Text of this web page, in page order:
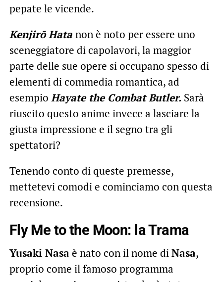
pepate le vicende.
Kenjirō Hata non è noto per essere uno
sceneggiatore di capolavori, la maggior
parte delle sue opere si occupano spesso di
elementi di commedia romantica, ad
esempio Hayate the Combat Butler. Sarà
riuscito questo anime invece a lasciare la
giusta impressione e il segno tra gli
spettatori?
Tenendo conto di queste premesse,
mettetevi comodi e cominciamo con questa
recensione.
Fly Me to the Moon: la Trama
Yusaki Nasaè nato con il nome diNasa,
proprio come il famoso programma